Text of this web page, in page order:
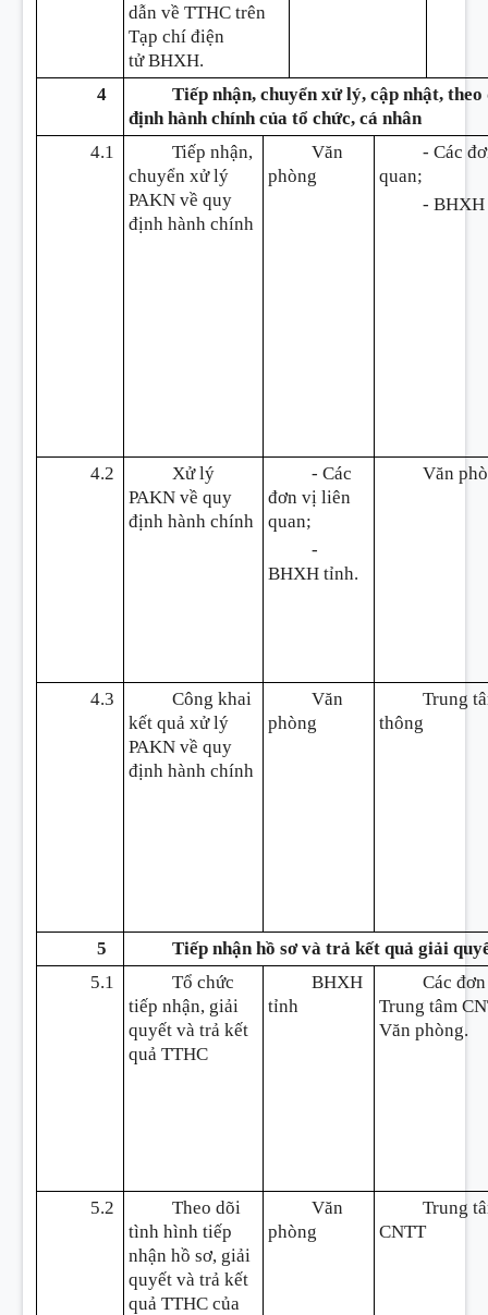
dẫn về TTHC trên
Tạp chí điện
tửBHXH.
4
Tiếp nhận, chuyển xử lý, cập nhật,
định hành chính của tổ chức, cá nhân
4.1
Tiếp nhận,
chuyển xử lý
PAKN về quy
định hành chính
Văn
phòng
- Các
quan;
-
4.2
Xử lý
PAKN về quy
định hành chính
- Các
đơn vị liên
quan;
-
BHXH tỉnh.
Văn
4.3
Công khai
kết quả xử lý
PAKN về quy
định hành chính
Văn
phòng
Trung
thông
5
Tiếp nhận hồ sơ và trả kết quả giải
5.1
Tổ chức
tiếp nhận, giải
quyết và trả kết
quả TTHC
BHXH
tỉnh
Các
Trung tâm
Văn phòng.
5.2
Theo dõi
tình hình tiếp
nhận hồ sơ, giải
quyết và trả kết
quả TTHC của
Văn
phòng
Trung
CNTT